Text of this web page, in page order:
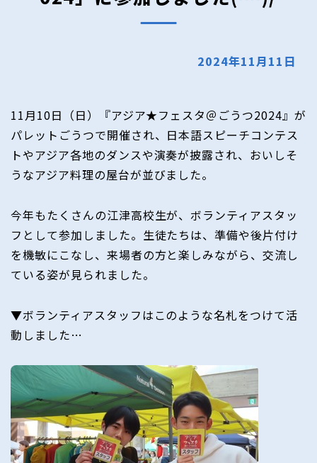
2024年11月11日
11月10日（日）『アジア★フェスタ＠ごうつ2024』が
パレットごうつで開催され、日本語スピーチコンテス
トやアジア各地のダンスや演奏が披露され、おいしそ
うなアジア料理の屋台が並びました。
今年もたくさんの江津高校生が、ボランティアスタッ
フとして参加しました。生徒たちは、準備や後片付け
を機敏にこなし、来場者の方と楽しみながら、交流し
ている姿が見られました。
▼ボランティアスタッフはこのような名札をつけて活
動しました…